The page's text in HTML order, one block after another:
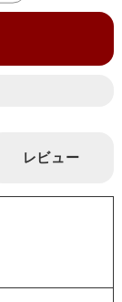
レビュー